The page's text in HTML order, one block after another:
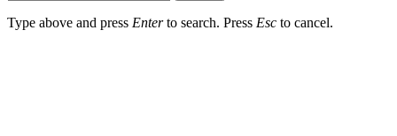
Type above and press Enterto search. Press Esc to cancel.